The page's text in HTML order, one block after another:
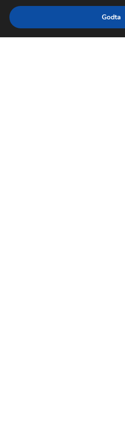
Godta